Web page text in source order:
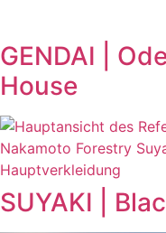
GENDAI |
House
SUYAKI |